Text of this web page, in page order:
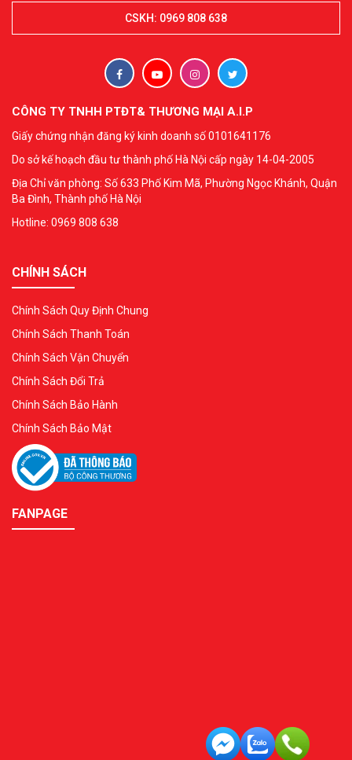
CSKH: 0969 808 638
CÔNG TY TNHH PTĐT& THƯƠNG MẠI A.I.P
Giấy chứng nhận đăng ký kinh doanh số 0101641176
Do sở kế hoạch đầu tư thành phố Hà Nội cấp ngày 14-04-2005
Địa Chỉ văn phòng: Số 633 Phố Kim Mã, Phường Ngọc Khánh, Quận
Ba Đình, Thành phố Hà Nội
Hotline: 0969 808 638
CHÍNH SÁCH
Chính Sách Quy Định Chung
Chính Sách Thanh Toán
Chính Sách Vận Chuyển
Chính Sách Đổi Trả
Chính Sách Bảo Hành
Chính Sách Bảo Mật
FANPAGE